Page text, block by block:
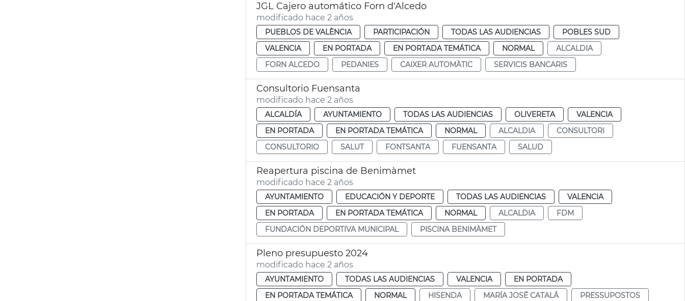
JGL Cajero automático Forn d'Alcedo
modificado hace 2 años
PUEBLOS DE VALÈNCIA PARTICIPACIÓN TODAS LAS AUDIENCIAS
POBLES SUD
VALENCIA
EN PORTADA EN PORTADA TEMÁTICA NORMAL
ALCALDIA
FORN ALCEDO
PEDANIES CAIXER AUTOMÀTIC SERVICIS BANCARIS
Consultorio Fuensanta
modificado hace 2 años
ALCALDÍA AYUNTAMIENTO TODAS LAS AUDIENCIAS OLIVERETA
VALENCIA
EN PORTADA
EN PORTADA TEMÁTICA NORMAL ALCALDIA
CONSULTORI
CONSULTORIO
SALUT FONTSANTA FUENSANTA SALUD
Reapertura piscina de Benimàmet
modificado hace 2 años
AYUNTAMIENTO EDUCACIÓN Y DEPORTE TODAS LAS AUDIENCIAS
VALENCIA
EN PORTADA
EN PORTADA TEMÁTICA NORMAL ALCALDIA
FDM
FUNDACIÓN DEPORTIVA MUNICIPAL
PISCINA BENIMÀMET
Pleno presupuesto 2024
modificado hace 2 años
AYUNTAMIENTO TODAS LAS AUDIENCIAS VALENCIA
EN PORTADA
EN PORTADA TEMÁTICA
NORMAL HISENDA MARÍA JOSÉ CATALÁ PRESSUPOSTOS